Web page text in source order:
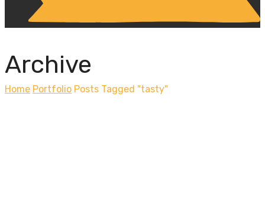
Archive
Home Portfolio Posts Tagged "tasty"